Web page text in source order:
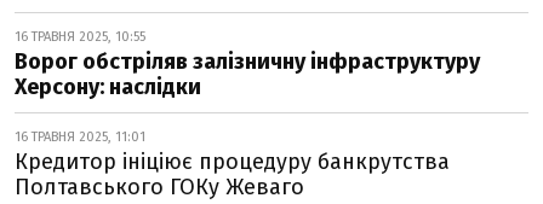
16 ТРАВНЯ 2025, 10:55
Ворог обстріляв залізничну інфраструктуру
Херсону: наслідки
16 ТРАВНЯ 2025, 11:01
Кредитор ініціює процедуру банкрутства
Полтавського ГОКу Жеваго